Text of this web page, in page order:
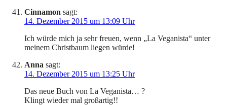
Cinnamon sagt:
14. Dezember 2015 um 13:09 Uhr
Ich würde mich ja sehr freuen, wenn „La Veganista“ unter
meinem Christbaum liegen würde!
Anna sagt:
14. Dezember 2015 um 13:25 Uhr
Das neue Buch von La Veganista… ?
Klingt wieder mal großartig!!